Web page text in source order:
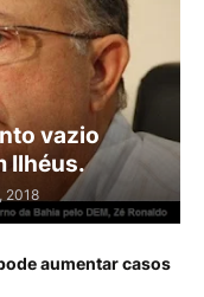
vazio
Ilhéus.
2018
aumentar casos